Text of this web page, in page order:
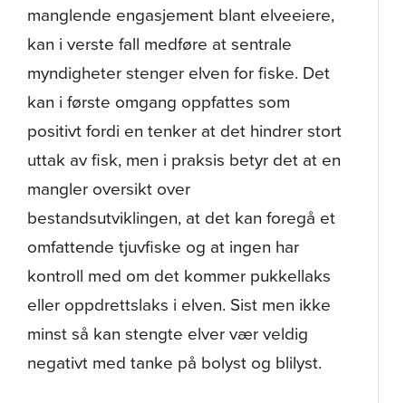
manglende engasjement blant elveeiere,
kan i verste fall medføre at sentrale
myndigheter stenger elven for fiske. Det
kan i første omgang oppfattes som
positivt fordi en tenker at det hindrer stort
uttak av fisk, men i praksis betyr det at en
mangler oversikt over
bestandsutviklingen, at det kan foregå et
omfattende tjuvfiske og at ingen har
kontroll med om det kommer pukkellaks
eller oppdrettslaks i elven. Sist men ikke
minst så kan stengte elver vær veldig
negativt med tanke på bolyst og blilyst.